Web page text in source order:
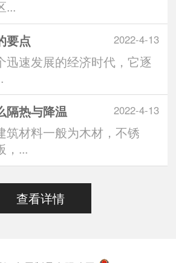
...
2022-4-13
要点
迅速发展的经济时代，它逐
2022-4-13
隔热与降温
筑材料一般为木材，不锈
，...
查看详情